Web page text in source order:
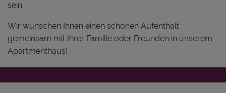
sein.
Wir wünschen Ihnen einen schönen Aufenthalt
gemeinsam mit Ihrer Familie oder Freunden in unserem
Apartmenthaus!